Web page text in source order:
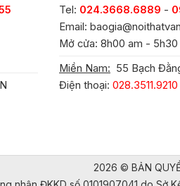
Tel: 024.3668.6889 -
Email:
Mở cửa: 8h00 am - 5h30
Miền Nam: 55 Bạch
Điện thoại: 028.3511.9210
2026 © BẢN